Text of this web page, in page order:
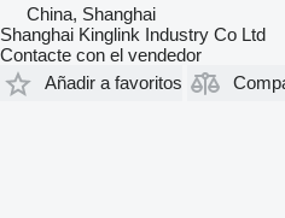
China, Shanghai
Shanghai Kinglink Industry Co Ltd
Contacte con el vendedor
Añadir a favoritos